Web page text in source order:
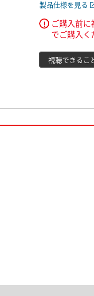
製品仕様を見る
!
ご購入前
でご購入く
視聴できるこ